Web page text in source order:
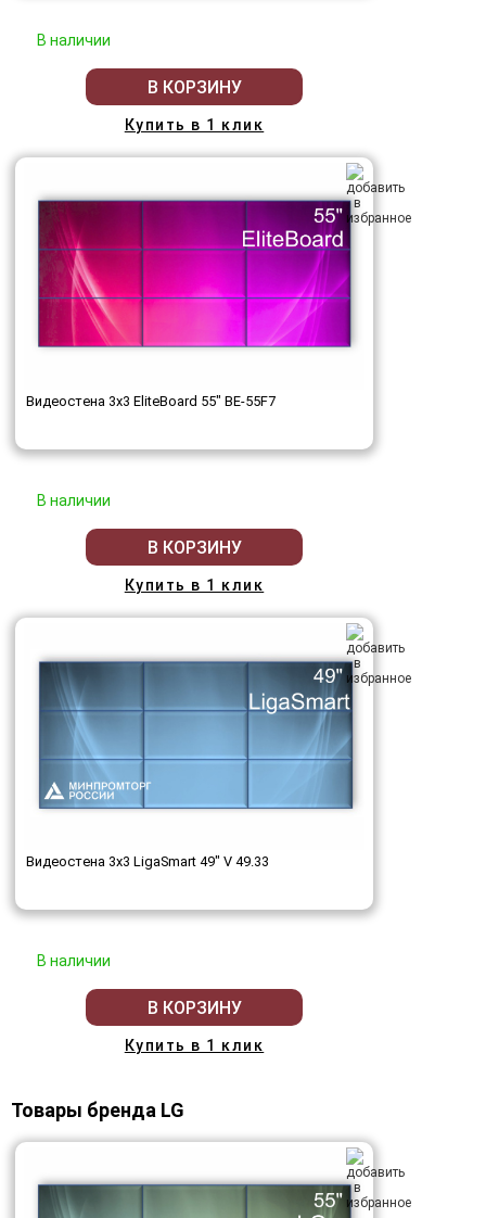
В наличии
В КОРЗИНУ
Купить в 1 клик
Видеостена 3x3 EliteBoard 55" BE-55F7
В наличии
В КОРЗИНУ
Купить в 1 клик
Видеостена 3x3 LigaSmart 49" V 49.33
В наличии
В КОРЗИНУ
Купить в 1 клик
Товары бренда LG